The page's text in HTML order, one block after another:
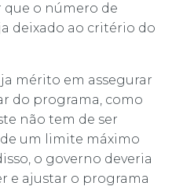
que o número de
deixado ao critério do
mérito em assegurar
do programa, como
não tem de ser
um limite máximo
o governo deveria
e ajustar o programa